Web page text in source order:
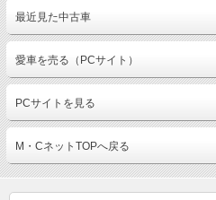
最近見た中古車
愛車を売る（PCサイト）
PCサイトを見る
M・CネットTOPへ戻る